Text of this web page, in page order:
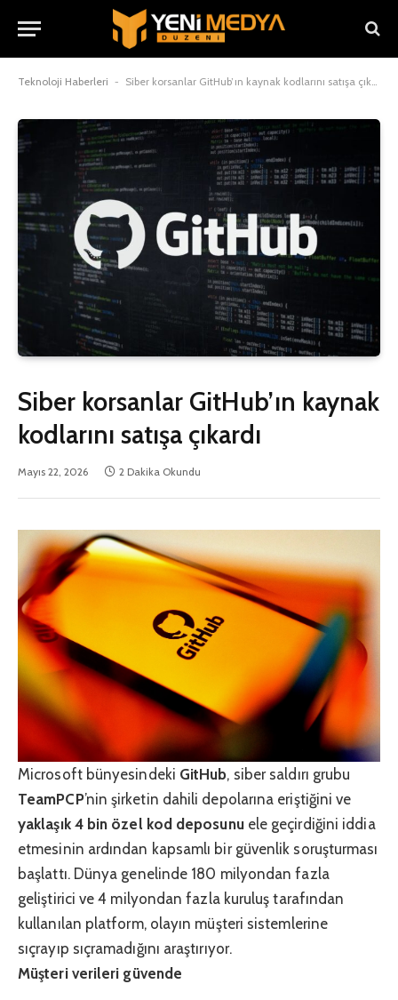
Teknoloji Haberleri - Siber korsanlar GitHub’ın kaynak kodlarını satışa çıkardı
Siber korsanlar GitHub’ın kaynak
kodlarını satışa çıkardı
Mayıs 22, 2026 2 Dakika Okundu
Microsoft bünyesindeki GitHub, siber saldırı grubu
TeamPCP’nin şirketin dahili depolarına eriştiğini ve
yaklaşık 4 bin özel kod deposunuele geçirdiğini iddia
etmesinin ardından kapsamlı bir güvenlik soruşturması
başlattı. Dünya genelinde 180 milyondan fazla
geliştirici ve 4 milyondan fazla kuruluş tarafından
kullanılan platform, olayın müşteri sistemlerine
sıçrayıp sıçramadığını araştırıyor.
Müşteri verileri güvende